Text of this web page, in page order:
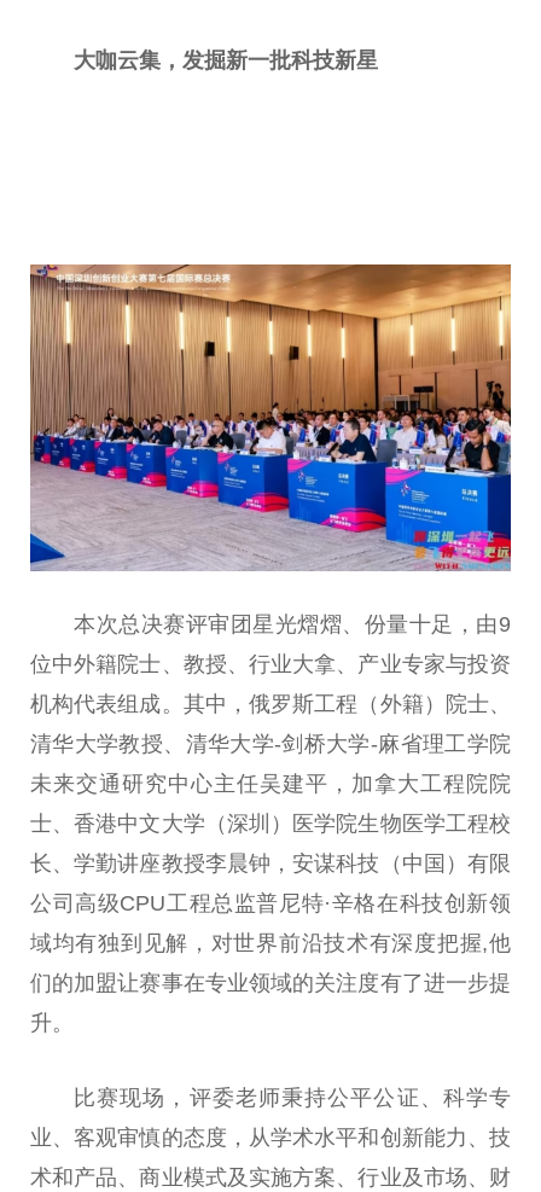
大咖云集，发掘新一批科技新星
本次总决赛评审团星光熠熠、份量十足，由9
位中外籍院士、教授、行业大拿、产业专家与投资
机构代表组成。其中，俄罗斯工程（外籍）院士、
清华大学教授、清华大学-剑桥大学-麻省理工学院
未来交通研究中心主任吴建平，加拿大工程院院
士、香港中文大学（深圳）医学院生物医学工程校
长、学勤讲座教授李晨钟，安谋科技（中国）有限
公司高级CPU工程总监普尼特·辛格在科技创新领
域均有独到见解，对世界前沿技术有深度把握,他
们的加盟让赛事在专业领域的关注度有了进一步提
升。
比赛现场，评委老师秉持公平公证、科学专
业、客观审慎的态度，从学术水平和创新能力、技
术和产品、商业模式及实施方案、行业及市场、财